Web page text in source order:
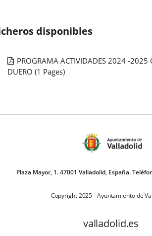
disponibles
PROGRAMA ACTIVIDADES 2024 -2025
DUERO (1 Pages)
Plaza Mayor, 1. 47001 Valladolid, España.
Copyright 2025 - Ayuntamiento de
valladolid.es